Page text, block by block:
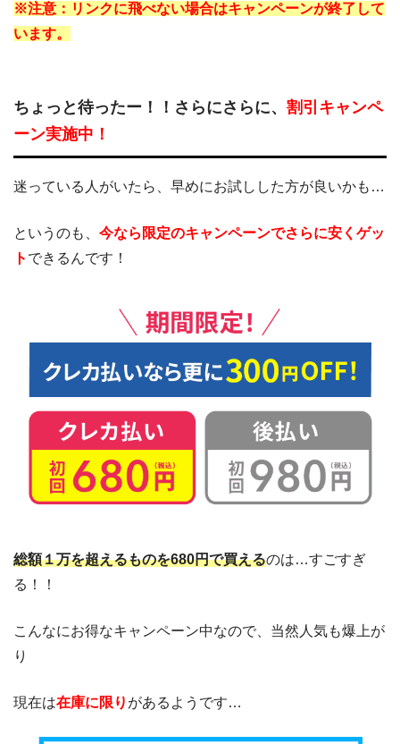
※注意：リンクに飛べない場合はキャンペーンが終了して
います。
ちょっと待ったー！！さらにさらに、 割引キャンペ
ーン実施中！
迷っている人がいたら、早めにお試しした方が良いかも…
というのも、 今なら限定のキャンペーンでさらに安くゲッ
ト できるんです！
総額１万を超えるものを680円で買えるのは…すごすぎ
る！！
こんなにお得なキャンペーン中なので、当然人気も爆上が
り
現在は在庫に限り があるようです…